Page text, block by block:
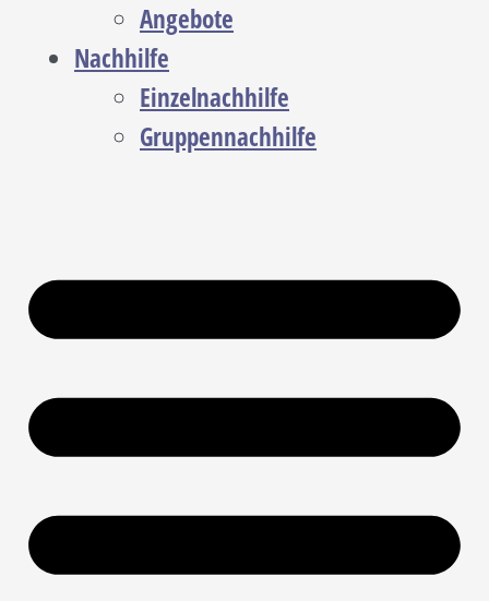
Angebote
Nachhilfe
Einzelnachhilfe
Gruppennachhilfe